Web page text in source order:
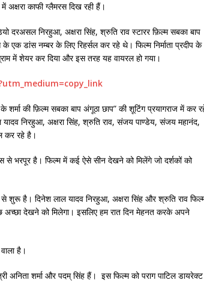
काफी ग्लैमरस दिख रही हैं।
दरअसल निरहुआ, अक्षरा सिंह, श्रुति राव स्टारर फ़िल्म सबका बाप
एक डांस नम्बर के लिए रिहर्सल कर रहे थे। फिल्म निर्माता प्रदीप के
में शेयर कर दिया और इस तरह यह वायरल हो गया।
शर्मा की फ़िल्म सबका बाप अंगूठा छाप” की शूटिंग प्रयागराज में कर
निरहुआ, अक्षरा सिंह, श्रुति राव, संजय पाण्डेय, संजय महानंद,
कर रहे है।
भरपूर है। फिल्म में कई ऐसे सीन देखने को मिलेंगे जो दर्शकों को
से शुरू है। दिनेश लाल यादव निरहुआ, अक्षरा सिंह और श्रुति राव
अच्छा देखने को मिलेगा। इसलिए हम रात दिन मेहनत करके अपने
है।
अनिता शर्मा और पदम् सिंह हैं। इस फिल्म को पराग पाटिल डायरेक्ट